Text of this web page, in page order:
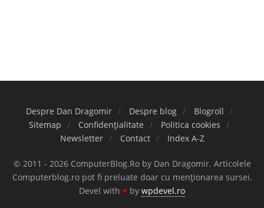
Despre Dan Dragomir Despre blog
Blogroll
Sitemap
Confidențialitate
Politica cookies
Newsletter
Contact Index A-Z
© 2011 - 2026 ComputerBlog.Ro by Dan Dragomir. Articolele
Computerblog.ro pot fi preluate doar cu menționarea sursei.
Devel with ♥ by wpdevel.ro